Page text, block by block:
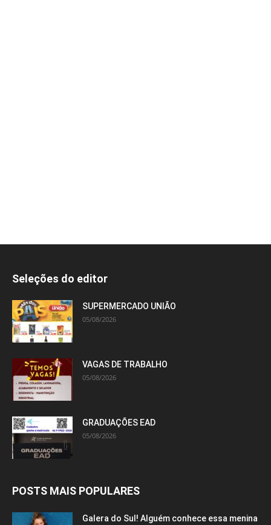
Seleções do editor
SUPERMERCADO UNIÃO
05/08/2026
VAGAS DE TRABALHO
05/08/2026
GRADUAÇÕES EAD
05/08/2026
POSTS MAIS POPULARES
Galera do Sul! Alguém conhece essa menina